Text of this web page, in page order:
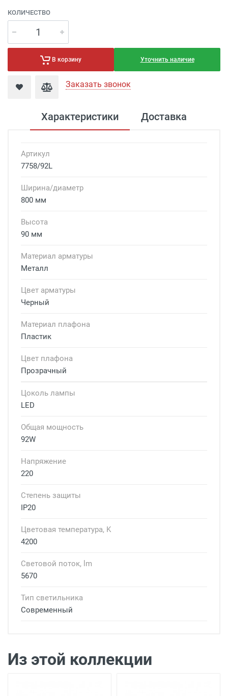
КОЛИЧЕСТВО
В корзину Уточнить наличие
Заказать звонок
Характеристики Доставка
Артикул
7758/92L
Ширина/диаметр
800 мм
Высота
90 мм
Материал арматуры
Металл
Цвет арматуры
Черный
Материал плафона
Пластик
Цвет плафона
Прозрачный
Цоколь лампы
LED
Общая мощность
92W
Напряжение
220
Степень защиты
IP20
Цветовая температура, K
4200
Световой поток, lm
5670
Тип светильника
Современный
заказе на сумму более 7 000 рублей)
Доставка г. Москва -300 рублей
Из этой коллекции